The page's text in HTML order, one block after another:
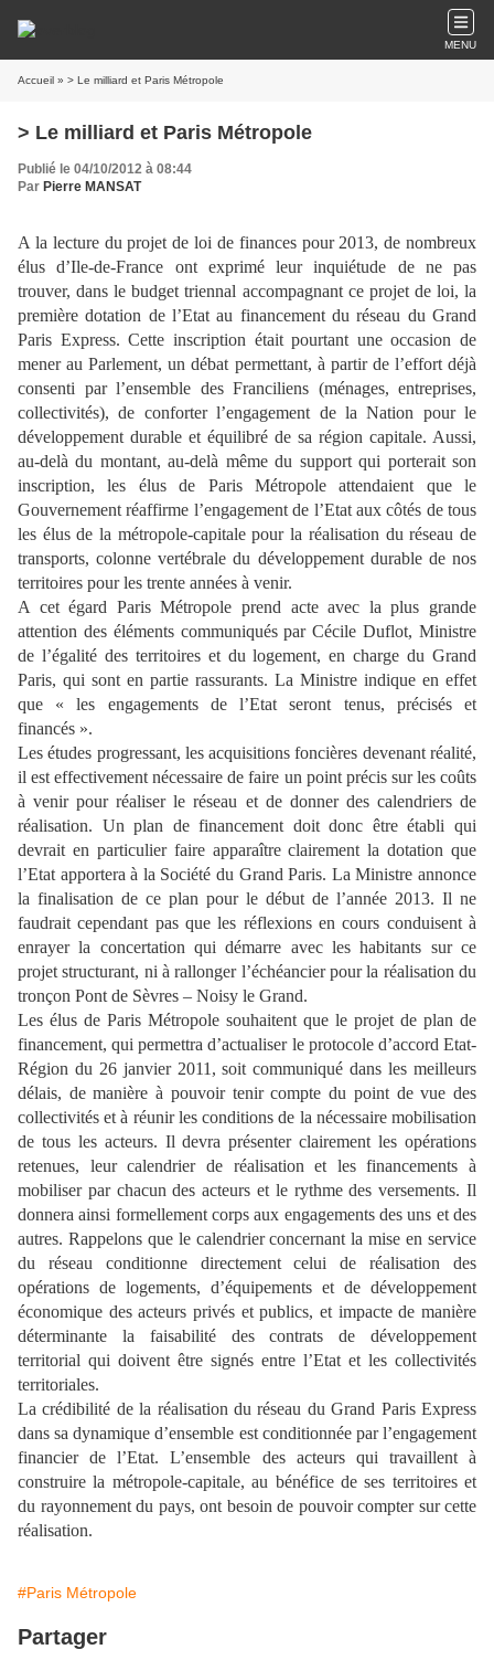
MENU
Accueil » > Le milliard et Paris Métropole
> Le milliard et Paris Métropole
Publié le 04/10/2012 à 08:44
Par Pierre MANSAT
A la lecture du projet de loi de finances pour 2013, de nombreux
élus d’Ile-de-France ont exprimé leur inquiétude de ne pas
trouver, dans le budget triennal accompagnant ce projet de loi, la
première dotation de l’Etat au financement du réseau du Grand
Paris Express. Cette inscription était pourtant une occasion de
mener au Parlement, un débat permettant, à partir de l’effort déjà
consenti par l’ensemble des Franciliens (ménages, entreprises,
collectivités), de conforter l’engagement de la Nation pour le
développement durable et équilibré de sa région capitale. Aussi,
au-delà du montant, au-delà même du support qui porterait son
inscription, les élus de Paris Métropole attendaient que le
Gouvernement réaffirme l’engagement de l’Etat aux côtés de tous
les élus de la métropole-capitale pour la réalisation du réseau de
transports, colonne vertébrale du développement durable de nos
territoires pour les trente années à venir.
A cet égard Paris Métropole prend acte avec la plus grande
attention des éléments communiqués par Cécile Duflot, Ministre
de l’égalité des territoires et du logement, en charge du Grand
Paris, qui sont en partie rassurants. La Ministre indique en effet
que « les engagements de l’Etat seront tenus, précisés et
financés ».
Les études progressant, les acquisitions foncières devenant réalité,
il est effectivement nécessaire de faire un point précis sur les coûts
à venir pour réaliser le réseau et de donner des calendriers de
réalisation. Un plan de financement doit donc être établi qui
devrait en particulier faire apparaître clairement la dotation que
l’Etat apportera à la Société du Grand Paris. La Ministre annonce
la finalisation de ce plan pour le début de l’année 2013. Il ne
faudrait cependant pas que les réflexions en cours conduisent à
enrayer la concertation qui démarre avec les habitants sur ce
projet structurant, ni à rallonger l’échéancier pour la réalisation du
tronçon Pont de Sèvres – Noisy le Grand.
Les élus de Paris Métropole souhaitent que le projet de plan de
financement, qui permettra d’actualiser le protocole d’accord Etat-
Région du 26 janvier 2011, soit communiqué dans les meilleurs
délais, de manière à pouvoir tenir compte du point de vue des
collectivités et à réunir les conditions de la nécessaire mobilisation
de tous les acteurs. Il devra présenter clairement les opérations
retenues, leur calendrier de réalisation et les financements à
mobiliser par chacun des acteurs et le rythme des versements. Il
donnera ainsi formellement corps aux engagements des uns et des
autres. Rappelons que le calendrier concernant la mise en service
du réseau conditionne directement celui de réalisation des
opérations de logements, d’équipements et de développement
économique des acteurs privés et publics, et impacte de manière
déterminante la faisabilité des contrats de développement
territorial qui doivent être signés entre l’Etat et les collectivités
territoriales.
La crédibilité de la réalisation du réseau du Grand Paris Express
dans sa dynamique d’ensemble est conditionnée par l’engagement
financier de l’Etat. L’ensemble des acteurs qui travaillent à
construire la métropole-capitale, au bénéfice de ses territoires et
du rayonnement du pays, ont besoin de pouvoir compter sur cette
réalisation.
#Paris Métropole
Partager